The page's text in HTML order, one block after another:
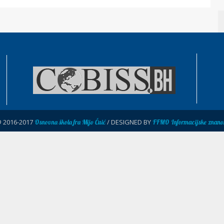
2017 Osnovna škola fra Mijo Čuić/ DESIGNED BY FFMO Informacijske